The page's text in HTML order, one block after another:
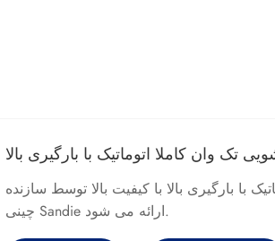
تک وان کاملا اتوماتیک با بارگیری بالا
با بارگیری بالا با کیفیت بالا توسط سازنده
چینی Sandie ارائه می شود.